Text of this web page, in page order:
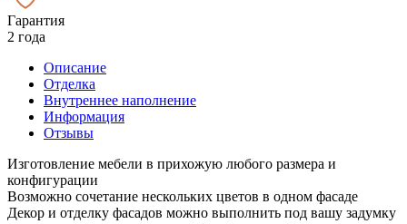
Гарантия
2 года
Описание
Отделка
Внутреннее наполнение
Информация
Отзывы
Изготовление мебели в прихожую любого размера и
конфигурации
Возможно сочетание нескольких цветов в одном фасаде
Декор и отделку фасадов можно выполнить под вашу задумку